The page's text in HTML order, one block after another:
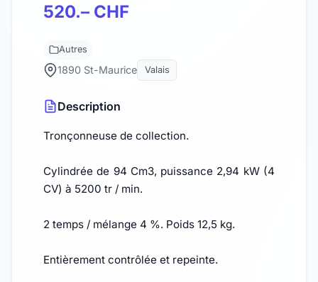
520.– CHF
Autres
1890 St-Maurice Valais
Description
Tronçonneuse de collection.
Cylindrée de 94 Cm3, puissance 2,94 kW (4
CV) à 5200 tr / min.
2 temps / mélange 4 %. Poids 12,5 kg.
Entièrement contrôlée et repeinte.